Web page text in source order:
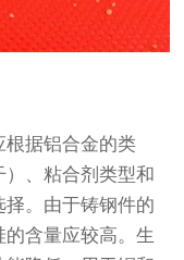
根据铝合金的类
、粘合剂类型和
。由于铸钢件的
含量应较高。生